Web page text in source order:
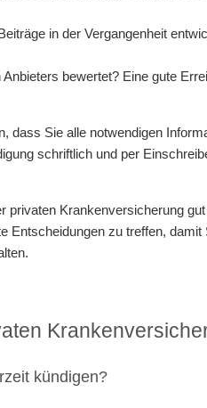
in der Vergangenheit
bewertet? Eine gute
dass Sie alle notwendigen
schriftlich und per
Krankenversicherung
Entscheidungen zu treffen,
kündigen?